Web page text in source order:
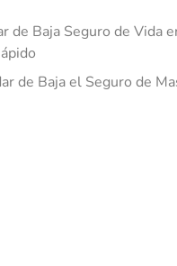
de Baja Seguro de Vida
de Baja el Seguro de